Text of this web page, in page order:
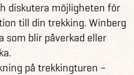
diskutera möjligheten för
till din trekking. Winberg
som blir påverkad eller
på trekkingturen –